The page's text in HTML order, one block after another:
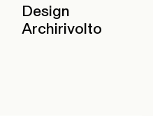
Design
Archirivolto